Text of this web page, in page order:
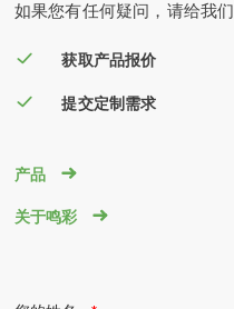
如果您有任何疑问，请给我
获取产品报价
提交定制需求
产品 
关于鸣彩 